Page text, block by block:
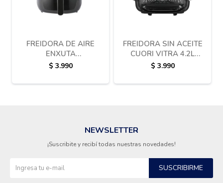
FREIDORA DE AIRE
ENXUTA
SDAENXFSA6992
$ 3.990
FREIDORA SIN ACEITE
CUORI VITRA 4.2L
CESTA DE VIDRIO
$ 3.990
NEWSLETTER
¡Suscribite y recibí todas nuestras novedades!
SUSCRIBIRME